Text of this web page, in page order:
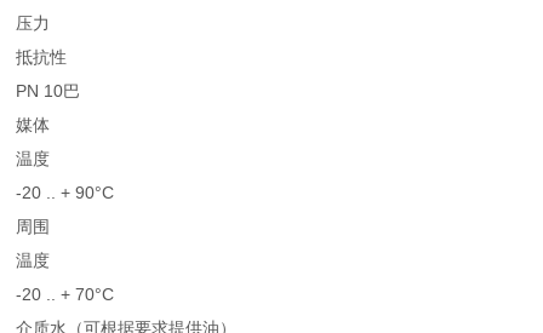
压力
抵抗性
PN 10巴
媒体
温度
-20 .. + 90°C
周围
温度
-20 .. + 70°C
介质水（可根据要求提供油）